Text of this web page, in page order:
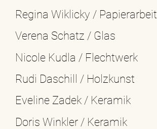
Regina Wiklicky / Papierarbeit
Verena Schatz / Glas
Nicole Kudla / Flechtwerk
Rudi Daschill / Holzkunst
Eveline Zadek / Keramik
Doris Winkler / Keramik